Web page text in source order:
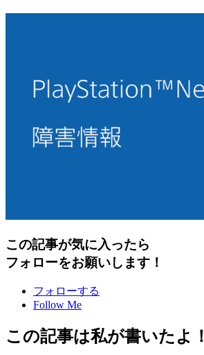
この記事が気に入ったら
フォローをお願いします！
フォローする
Follow Me
この記事は私が書いたよ！